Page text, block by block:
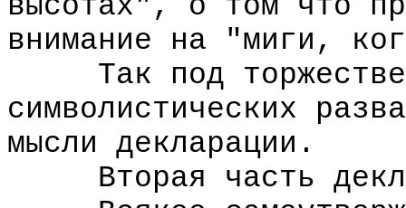
внимание на "миги,
Так под
символистических
мысли декларации.
Вторая часть